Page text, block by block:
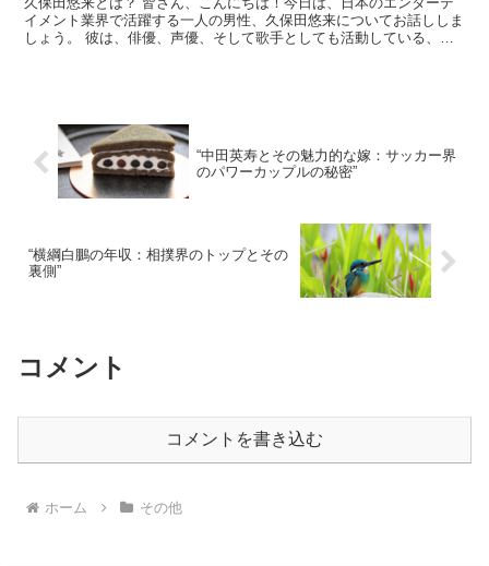
イメント業界で活躍する一人の男性、久保田悠来についてお話ししま
しょう。 彼は、俳優、声優、そして歌手としても活動している、ま
“中田英寿とその魅力的な嫁：サッカー界
のパワーカップルの秘密”
“横綱白鵬の年収：相撲界のトップとその
裏側”
コメント
コメントを書き込む
ホーム その他